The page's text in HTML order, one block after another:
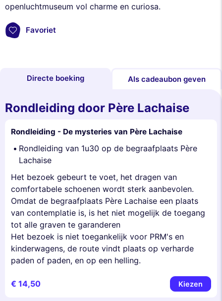
openluchtmuseum vol charme en curiosa.
Favoriet
Directe boeking Als cadeaubon geven
Rondleiding door Père Lachaise
Rondleiding - De mysteries van Père Lachaise
Rondleiding van 1u30 op de begraafplaats Père
Lachaise
Het bezoek gebeurt te voet, het dragen van
comfortabele schoenen wordt sterk aanbevolen.
Omdat de begraafplaats Père Lachaise een plaats
van contemplatie is, is het niet mogelijk de toegang
tot alle graven te garanderen
Het bezoek is niet toegankelijk voor PRM's en
kinderwagens, de route vindt plaats op verharde
paden of paden, en op een helling.
€ 14,50 Kiezen